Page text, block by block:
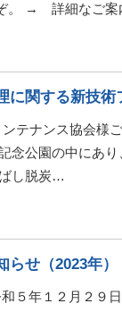
。 → 詳細なご案
に関する新技
テナンス協会様
念公園の中にあ
し脱炭…
せ（2023年）
５年１２月２９